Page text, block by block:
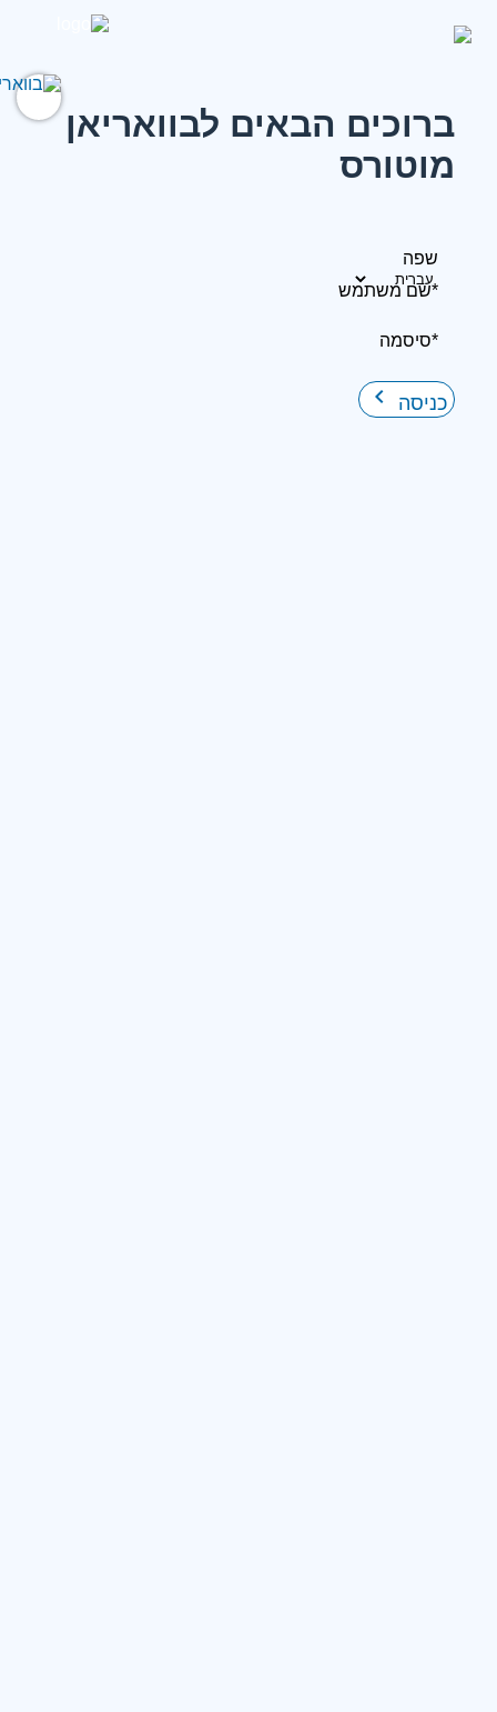
ברוכים הבאים לבוואריאן
מוטורס
שפה
*שם משתמש
*סיסמה
כניסה keyboard_arrow_right